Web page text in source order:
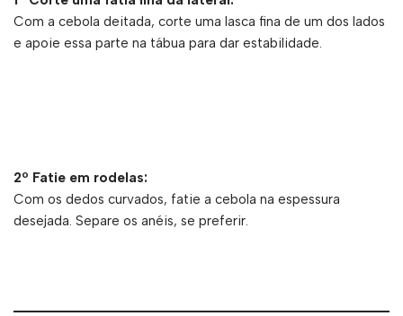
Com a cebola deitada, corte uma lasca fina de um dos lados
e apoie essa parte na tábua para dar estabilidade.
2º Fatie em rodelas:
Com os dedos curvados, fatie a cebola na espessura
desejada. Separe os anéis, se preferir.